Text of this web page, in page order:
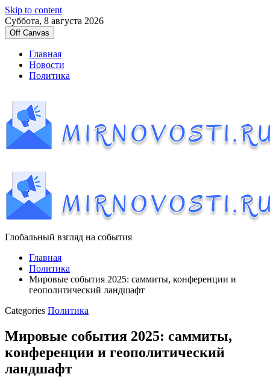
Skip to content
Суббота, 8 августа 2026
Off Canvas
Главная
Новости
Политика
Глобальный взгляд на события
Главная
Политика
Мировые события 2025: саммиты, конференции и
геополитический ландшафт
Categories Политика
Мировые события 2025: саммиты,
конференции и геополитический
ландшафт